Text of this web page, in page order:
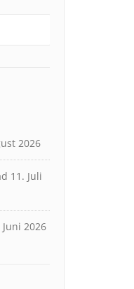
2026
11. Juli
Juni 2026